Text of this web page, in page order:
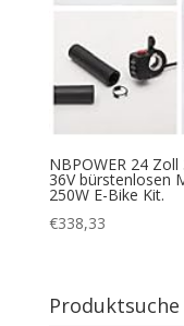
NBPOWER 24
36V bürstenlosen
250W E-Bike Kit.
€338,33
Produktsuche